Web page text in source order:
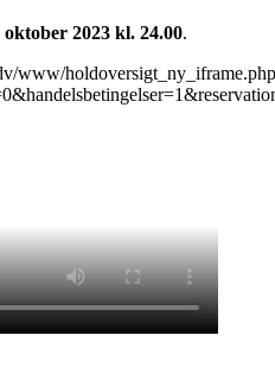
oktober 2023 kl. 24.00.
www/